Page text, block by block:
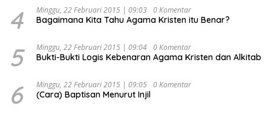
4 Minggu, 22 Februari 2015 | 09:03 0 Komentar
Bagaimana Kita Tahu Agama Kristen itu Benar?
5 Minggu, 22 Februari 2015 | 09:04 0 Komentar
Bukti-Bukti Logis Kebenaran Agama Kristen dan Alkitab
6 Minggu, 22 Februari 2015 | 09:05 0 Komentar
(Cara) Baptisan Menurut Injil